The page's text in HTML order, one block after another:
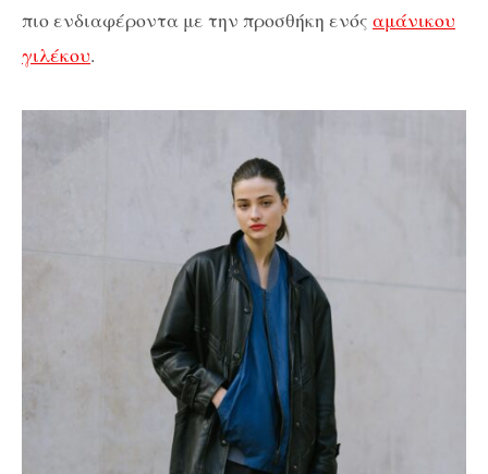
πιο ενδιαφέροντα με την προσθήκη ενός αμάνικου
γιλέκου.